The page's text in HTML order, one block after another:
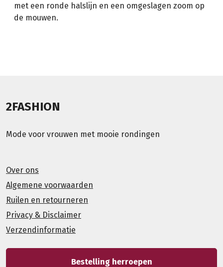
met een ronde halslijn en een omgeslagen zoom op
de mouwen.
2FASHION
Mode voor vrouwen met mooie rondingen
Over ons
Algemene voorwaarden
Ruilen en retourneren
Privacy & Disclaimer
Verzendinformatie
Bestelling herroepen